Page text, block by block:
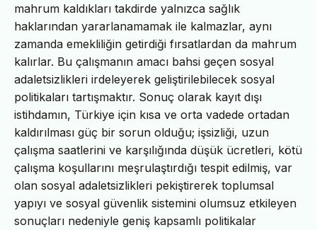
mahrum kaldıkları takdirde yalnızca sağlık
haklarından yararlanamamak ile kalmazlar, aynı
zamanda emekliliğin getirdiği fırsatlardan da mahrum
kalırlar. Bu çalışmanın amacı bahsi geçen sosyal
adaletsizlikleri irdeleyerek geliştirilebilecek sosyal
politikaları tartışmaktır. Sonuç olarak kayıt dışı
istihdamın, Türkiye için kısa ve orta vadede ortadan
kaldırılması güç bir sorun olduğu; işsizliği, uzun
çalışma saatlerini ve karşılığında düşük ücretleri, kötü
çalışma koşullarını meşrulaştırdığı tespit edilmiş, var
olan sosyal adaletsizlikleri pekiştirerek toplumsal
yapıyı ve sosyal güvenlik sistemini olumsuz etkileyen
sonuçları nedeniyle geniş kapsamlı politikalar